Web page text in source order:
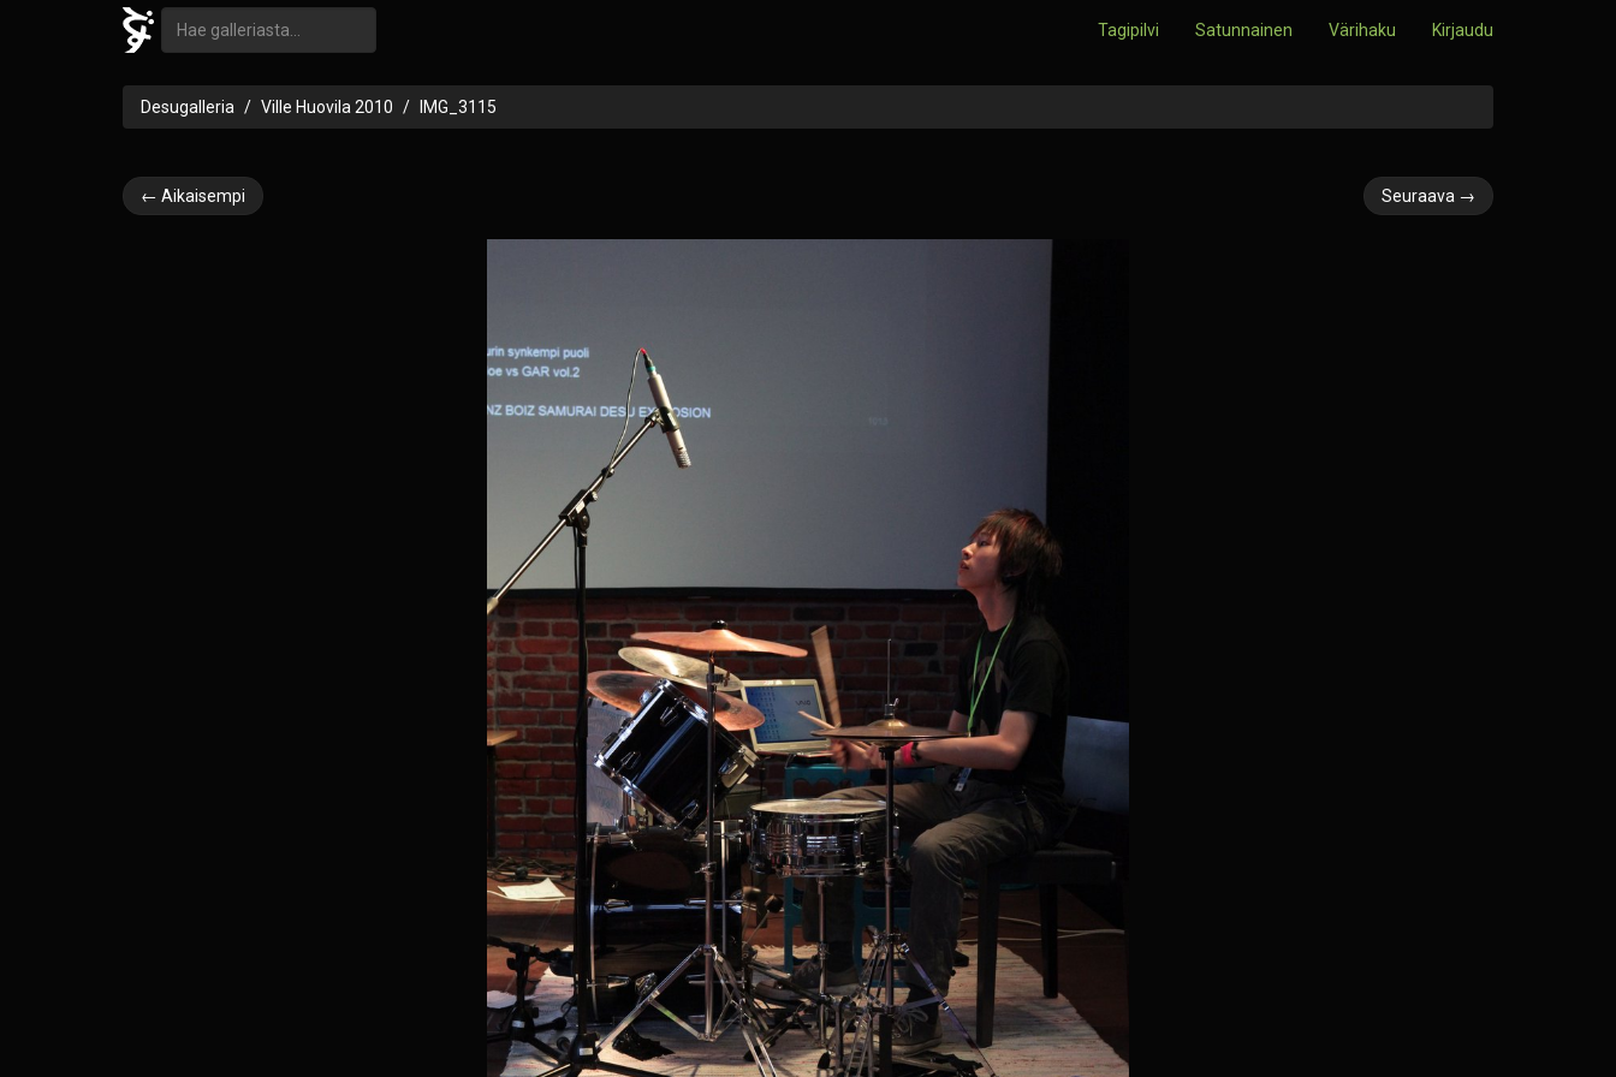
Tagipilvi Satunnainen Värihaku Kirjaudu
Desugalleria Ville Huovila 2010 IMG_3115
← Aikaisempi Seuraava →